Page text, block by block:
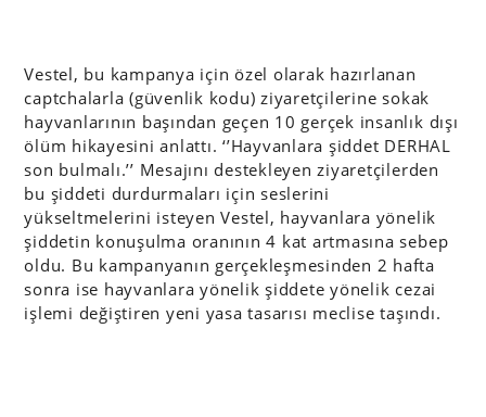
Vestel, bu kampanya için özel olarak hazırlanan
captchalarla (güvenlik kodu) ziyaretçilerine sokak
hayvanlarının başından geçen 10 gerçek insanlık dışı
ölüm hikayesini anlattı. ‘’Hayvanlara şiddet DERHAL
son bulmalı.’’ Mesajını destekleyen ziyaretçilerden
bu şiddeti durdurmaları için seslerini
yükseltmelerini isteyen Vestel, hayvanlara yönelik
şiddetin konuşulma oranının 4 kat artmasına sebep
oldu. Bu kampanyanın gerçekleşmesinden 2 hafta
sonra ise hayvanlara yönelik şiddete yönelik cezai
işlemi değiştiren yeni yasa tasarısı meclise taşındı.